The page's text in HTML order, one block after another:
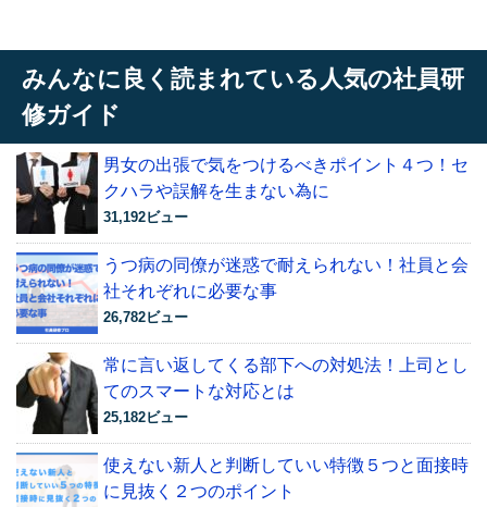
みんなに良く読まれている人気の社員研
修ガイド
男女の出張で気をつけるべきポイント４つ！セ
クハラや誤解を生まない為に
31,192ビュー
うつ病の同僚が迷惑で耐えられない！社員と会
社それぞれに必要な事
26,782ビュー
常に言い返してくる部下への対処法！上司とし
てのスマートな対応とは
25,182ビュー
使えない新人と判断していい特徴５つと面接時
に見抜く２つのポイント